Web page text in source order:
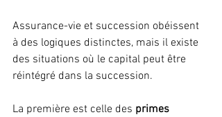
Assurance-vie et succession obéissent
à des logiques distinctes, mais il existe
des situations où le capital peut être
réintégré dans la succession.
La première est celle des primes